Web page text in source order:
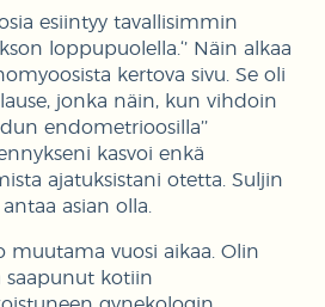
esiintyy tavallisimmin
loppupuolella.‘’ Näin alkaa
kertova sivu. Se oli
jonka näin, kun vihdoin
endometrioosilla’’
kasvoi enkä
ajatuksistani otetta. Suljin
asian olla.
muutama vuosi aikaa. Olin
saapunut kotiin